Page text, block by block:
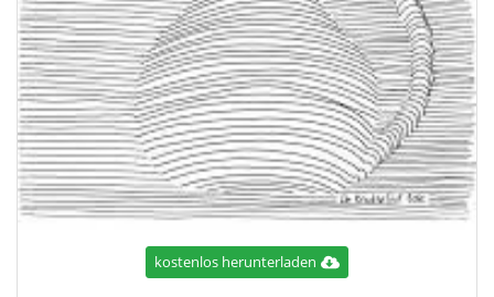
kostenlos herunterladen